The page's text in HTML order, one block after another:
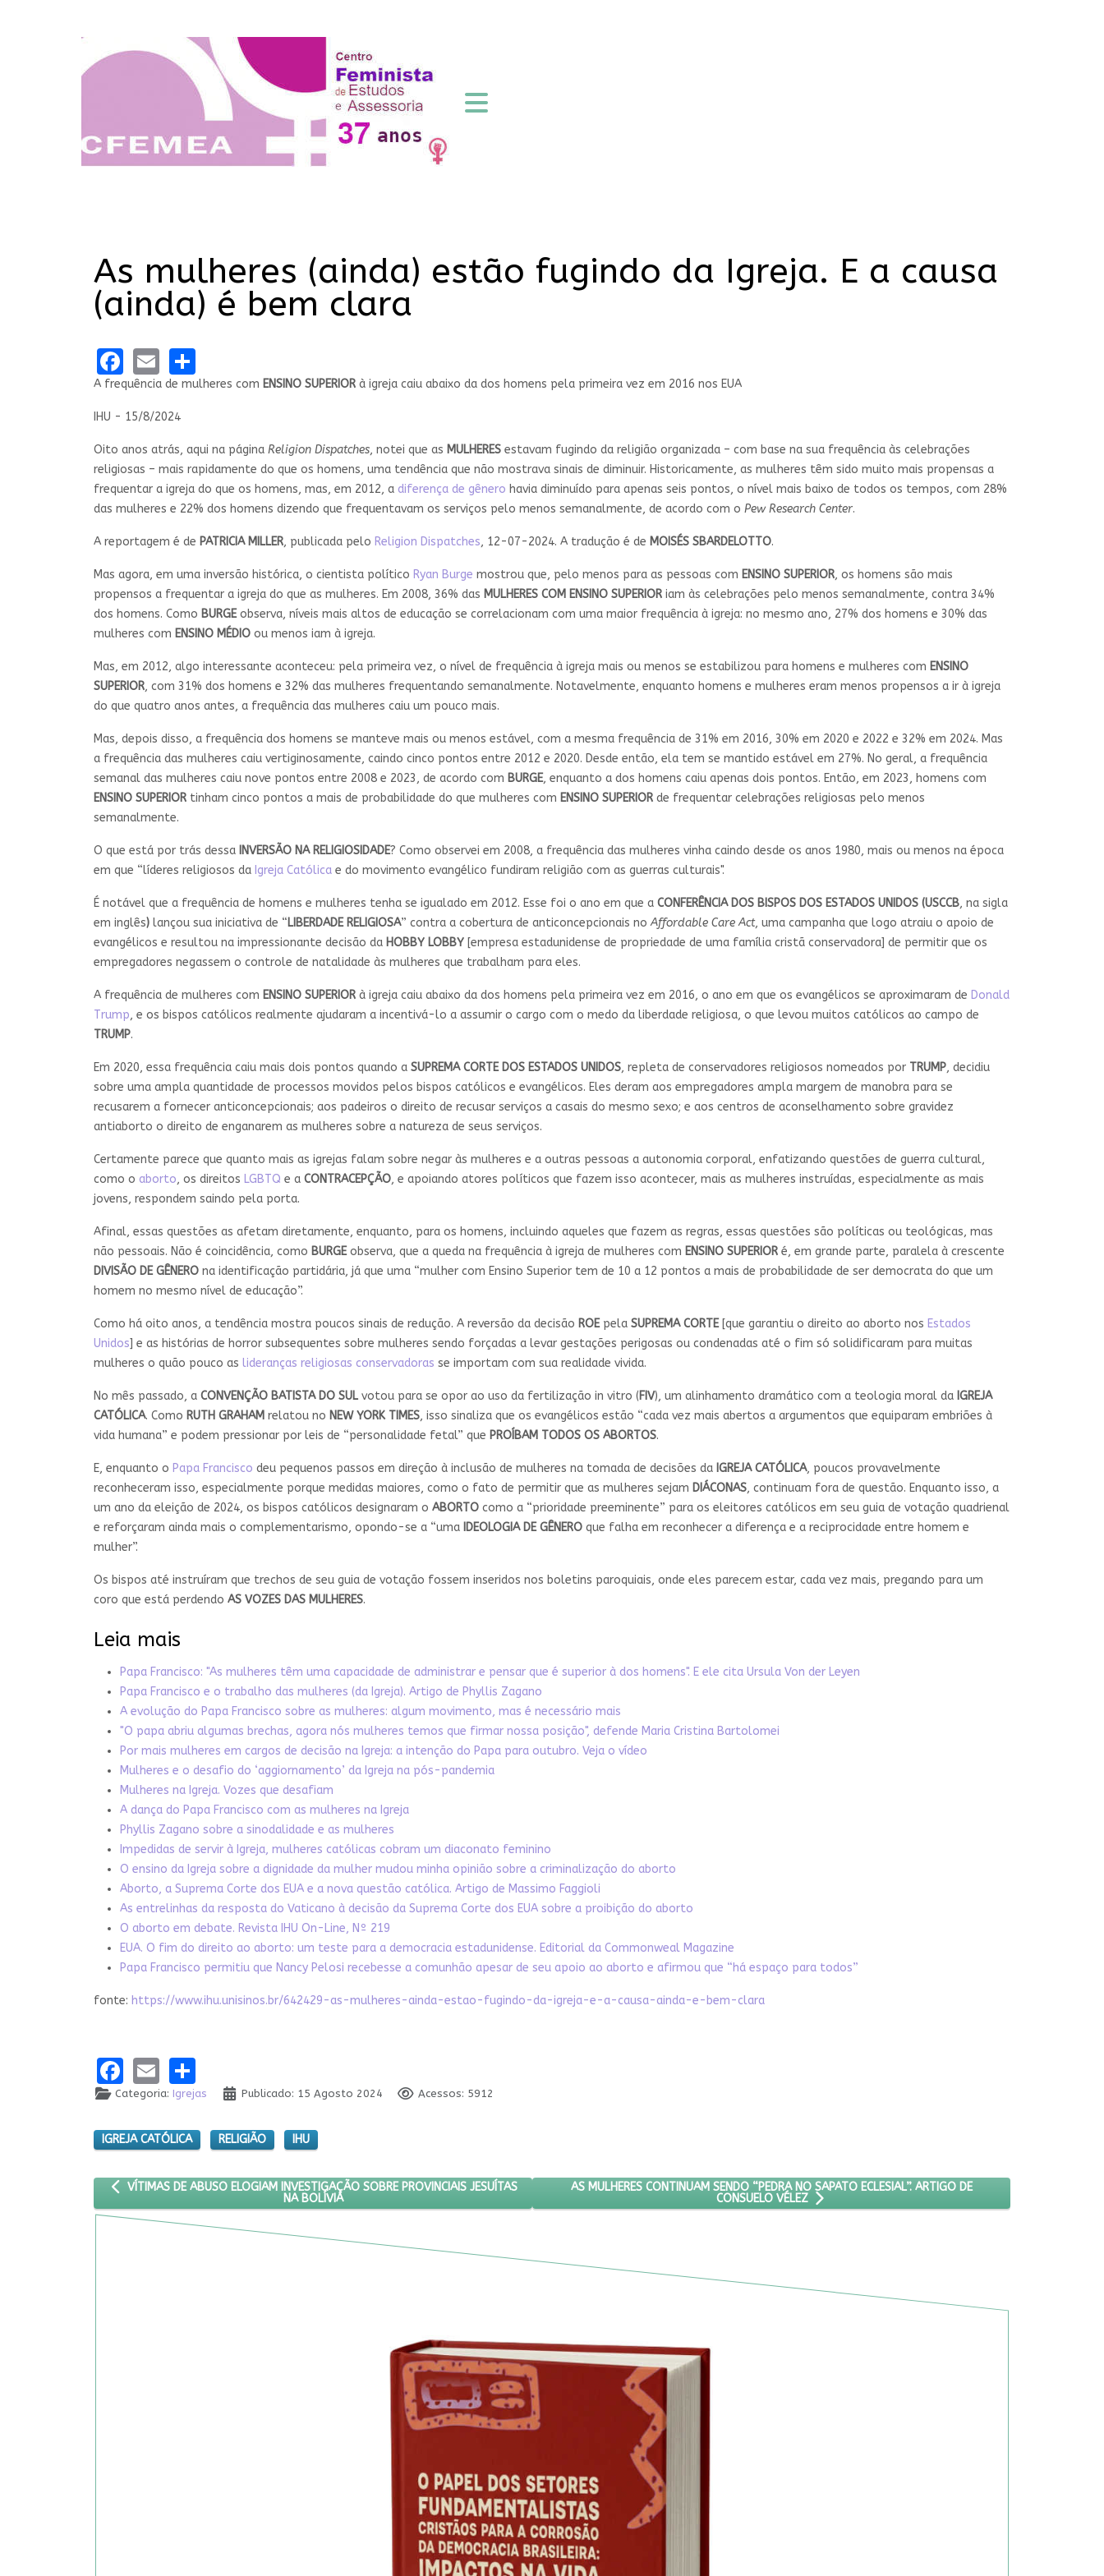
As mulheres (ainda) estão fugindo da Igreja. E a causa
(ainda) é bem clara
Facebook
Email
A frequência de mulheres com ENSINO SUPERIOR à igreja caiu abaixo da dos homens pela primeira vez em 2016 nos EUA
IHU - 15/8/2024
Oito anos atrás, aqui na página Religion Dispatches, notei que as MULHERES estavam fugindo da religião organizada – com base na sua frequência às celebrações
religiosas – mais rapidamente do que os homens, uma tendência que não mostrava sinais de diminuir. Historicamente, as mulheres têm sido muito mais propensas a
frequentar a igreja do que os homens, mas, em 2012, a diferença de gênero havia diminuído para apenas seis pontos, o nível mais baixo de todos os tempos, com 28%
das mulheres e 22% dos homens dizendo que frequentavam os serviços pelo menos semanalmente, de acordo com o Pew Research Center.
A reportagem é de PATRICIA MILLER, publicada pelo Religion Dispatches, 12-07-2024. A tradução é de MOISÉS SBARDELOTTO.
Mas agora, em uma inversão histórica, o cientista político Ryan Burge mostrou que, pelo menos para as pessoas com ENSINO SUPERIOR, os homens são mais
propensos a frequentar a igreja do que as mulheres. Em 2008, 36% das MULHERES COM ENSINO SUPERIOR iam às celebrações pelo menos semanalmente, contra 34%
dos homens. Como BURGEobserva, níveis mais altos de educação se correlacionam com uma maior frequência à igreja: no mesmo ano, 27% dos homens e 30% das
mulheres com ENSINO MÉDIO ou menos iam à igreja.
Mas, em 2012, algo interessante aconteceu: pela primeira vez, o nível de frequência à igreja mais ou menos se estabilizou para homens e mulheres com ENSINO
SUPERIOR, com 31% dos homens e 32% das mulheres frequentando semanalmente. Notavelmente, enquanto homens e mulheres eram menos propensos a ir à igreja
do que quatro anos antes, a frequência das mulheres caiu um pouco mais.
Mas, depois disso, a frequência dos homens se manteve mais ou menos estável, com a mesma frequência de 31% em 2016, 30% em 2020 e 2022 e 32% em 2024. Mas
a frequência das mulheres caiu vertiginosamente, caindo cinco pontos entre 2012 e 2020. Desde então, ela tem se mantido estável em 27%. No geral, a frequência
semanal das mulheres caiu nove pontos entre 2008 e 2023, de acordo com BURGE, enquanto a dos homens caiu apenas dois pontos. Então, em 2023, homens com
ENSINO SUPERIOR tinham cinco pontos a mais de probabilidade do que mulheres com ENSINO SUPERIOR de frequentar celebrações religiosas pelo menos
semanalmente.
O que está por trás dessa INVERSÃO NA RELIGIOSIDADE? Como observei em 2008, a frequência das mulheres vinha caindo desde os anos 1980, mais ou menos na época
em que “líderes religiosos da Igreja Católica e do movimento evangélico fundiram religião com as guerras culturais".
É notável que a frequência de homens e mulheres tenha se igualado em 2012. Esse foi o ano em que a CONFERÊNCIA DOS BISPOS DOS ESTADOS UNIDOS (USCCB, na sigla
em inglês) lançou sua iniciativa de “LIBERDADE RELIGIOSA” contra a cobertura de anticoncepcionais noAffordable Care Act, uma campanha que logo atraiu o apoio de
evangélicos e resultou na impressionante decisão da HOBBY LOBBY [empresa estadunidense de propriedade de uma família cristã conservadora] de permitir que os
empregadores negassem o controle de natalidade às mulheres que trabalham para eles.
A frequência de mulheres com ENSINO SUPERIOR à igreja caiu abaixo da dos homens pela primeira vez em 2016, o ano em que os evangélicos se aproximaram de Donald
Trump, e os bispos católicos realmente ajudaram a incentivá-lo a assumir o cargo com o medo da liberdade religiosa, o que levou muitos católicos ao campo de
TRUMP.
Em 2020, essa frequência caiu mais dois pontos quando a SUPREMA CORTE DOS ESTADOS UNIDOS, repleta de conservadores religiosos nomeados por TRUMP, decidiu
sobre uma ampla quantidade de processos movidos pelos bispos católicos e evangélicos. Eles deram aos empregadores ampla margem de manobra para se
recusarem a fornecer anticoncepcionais; aos padeiros o direito de recusar serviços a casais do mesmo sexo; e aos centros de aconselhamento sobre gravidez
antiaborto o direito de enganarem as mulheres sobre a natureza de seus serviços.
Certamente parece que quanto mais as igrejas falam sobre negar às mulheres e a outras pessoas a autonomia corporal, enfatizando questões de guerra cultural,
como o aborto, os direitos LGBTQ e a CONTRACEPÇÃO, e apoiando atores políticos que fazem isso acontecer, mais as mulheres instruídas, especialmente as mais
jovens, respondem saindo pela porta.
Afinal, essas questões as afetam diretamente, enquanto, para os homens, incluindo aqueles que fazem as regras, essas questões são políticas ou teológicas, mas
não pessoais. Não é coincidência, como BURGEobserva, que a queda na frequência à igreja de mulheres com ENSINO SUPERIOR é, em grande parte, paralela à crescente
DIVISÃO DE GÊNERO na identificação partidária, já que uma “mulher com Ensino Superior tem de 10 a 12 pontos a mais de probabilidade de ser democrata do que um
homem no mesmo nível de educação”.
Como há oito anos, a tendência mostra poucos sinais de redução. A reversão da decisão ROEpela SUPREMA CORTE[que garantiu o direito ao aborto nos Estados
Unidos] e as histórias de horror subsequentes sobre mulheres sendo forçadas a levar gestações perigosas ou condenadas até o fim só solidificaram para muitas
mulheres o quão pouco as lideranças religiosas conservadoras se importam com sua realidade vivida.
No mês passado, a CONVENÇÃO BATISTA DO SUL votou para se opor ao uso da fertilização in vitro (FIV), um alinhamento dramático com a teologia moral da IGREJA
CATÓLICA. Como RUTH GRAHAM relatou no NEW YORK TIMES, isso sinaliza que os evangélicos estão “cada vez mais abertos a argumentos que equiparam embriões à
vida humana” e podem pressionar por leis de “personalidade fetal” que PROÍBAM TODOS OS ABORTOS.
E, enquanto o Papa Francisco deu pequenos passos em direção à inclusão de mulheres na tomada de decisões da IGREJA CATÓLICA, poucos provavelmente
reconheceram isso, especialmente porque medidas maiores, como o fato de permitir que as mulheres sejam DIÁCONAS, continuam fora de questão. Enquanto isso, a
um ano da eleição de 2024, os bispos católicos designaram o ABORTO como a “prioridade preeminente” para os eleitores católicos em seu guia de votação quadrienal
e reforçaram ainda mais o complementarismo, opondo-se a “uma IDEOLOGIA DE GÊNERO que falha em reconhecer a diferença e a reciprocidade entre homem e
mulher”.
Os bispos até instruíram que trechos de seu guia de votação fossem inseridos nos boletins paroquiais, onde eles parecem estar, cada vez mais, pregando para um
coro que está perdendo AS VOZES DAS MULHERES.
Leia mais
Papa Francisco: "As mulheres têm uma capacidade de administrar e pensar que é superior à dos homens". E ele cita Ursula Von der Leyen
Papa Francisco e o trabalho das mulheres (da Igreja). Artigo de Phyllis Zagano
A evolução do Papa Francisco sobre as mulheres: algum movimento, mas é necessário mais
"O papa abriu algumas brechas, agora nós mulheres temos que firmar nossa posição", defende Maria Cristina Bartolomei
Por mais mulheres em cargos de decisão na Igreja: a intenção do Papa para outubro. Veja o vídeo
Mulheres e o desafio do ‘aggiornamento’ da Igreja na pós-pandemia
Mulheres na Igreja. Vozes que desafiam
A dança do Papa Francisco com as mulheres na Igreja
Phyllis Zagano sobre a sinodalidade e as mulheres
Impedidas de servir à Igreja, mulheres católicas cobram um diaconato feminino
O ensino da Igreja sobre a dignidade da mulher mudou minha opinião sobre a criminalização do aborto
Aborto, a Suprema Corte dos EUA e a nova questão católica. Artigo de Massimo Faggioli
As entrelinhas da resposta do Vaticano à decisão da Suprema Corte dos EUA sobre a proibição do aborto
O aborto em debate. Revista IHU On-Line, Nº 219
EUA. O fim do direito ao aborto: um teste para a democracia estadunidense. Editorial da Commonweal Magazine
Papa Francisco permitiu que Nancy Pelosi recebesse a comunhão apesar de seu apoio ao aborto e afirmou que “há espaço para todos”
fonte: https://www.ihu.unisinos.br/642429-as-mulheres-ainda-estao-fugindo-da-igreja-e-a-causa-ainda-e-bem-clara
Facebook
Email
Categoria: Igrejas Publicado: 15 Agosto 2024 Acessos: 5912
IGREJA CATÓLICA RELIGIÃO IHU
ARTIGO ANTERIOR: VÍTIMAS DE ABUSO ELOGIAM INVESTIGAÇÃO SOBRE PROVINCIAIS JESUÍTAS NA BOLÍVIA
VÍTIMAS DE ABUSO ELOGIAM INVESTIGAÇÃO SOBRE PROVINCIAIS JESUÍTAS
NA BOLÍVIA
PRÓXIMO ARTIGO: AS MULHERES CONTINUAM SENDO “PEDRA NO SAPATO ECLESIAL”. ARTIGO DE
AS MULHERES CONTINUAM SENDO “PEDRA NO SAPATO ECLESIAL”. ARTIGO DE
CONSUELO VÉLEZ